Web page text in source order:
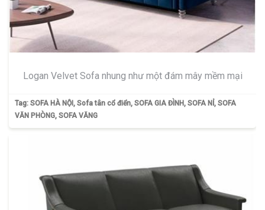
Logan Velvet Sofa nhung như một đám mây mềm mại
Tag: SOFA HÀ NỘI , Sofa tân cổ điển, SOFA GIA ĐÌNH, SOFA NỈ , SOFA
VĂN PHÒNG, SOFA VĂNG